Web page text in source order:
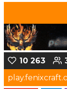
10 263